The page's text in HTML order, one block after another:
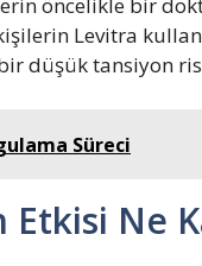
Levitra
düşük tansiyon
Süreci
Etkisi Ne